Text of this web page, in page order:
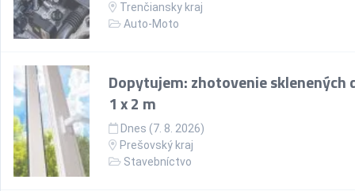
Trenčiansky kraj
Auto-Moto
Dopytujem: zhotovenie sklenených
1 x 2 m
Dnes (7. 8. 2026)
Prešovský kraj
Stavebníctvo